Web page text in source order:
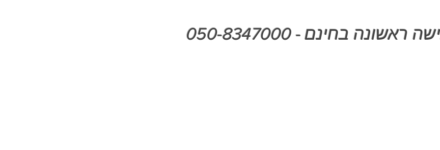
ראשונה בחינם - 050-8347000